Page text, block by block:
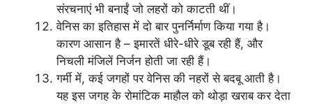
संरचनाएं भी बनाईं जो लहरों को काटती थीं।
वेनिस का इतिहास में दो बार पुनर्निर्माण किया गया है।
कारण आसान है – इमारतें धीरे-धीरे डूब रही हैं, और
निचली मंजिलें निर्जन होती जा रही हैं।
गर्मी में, कई जगहों पर वेनिस की नहरों से बदबू आती है।
यह इस जगह के रोमांटिक माहौल को थोड़ा खराब कर देता